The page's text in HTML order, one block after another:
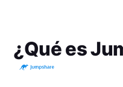
¿Qué es